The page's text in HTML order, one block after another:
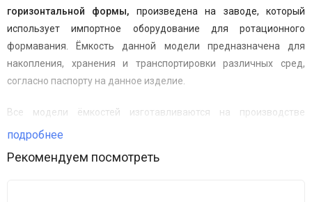
горизонтальной формы, произведена на заводе, который
использует импортное оборудование для ротационного
формавания. Ёмкость данной модели предназначена для
накопления, хранения и транспортировки различных сред,
согласно паспорту на данное изделие.
Все модели ёмкостей изготавливаются на производстве
методом ротоформовки из немецкого гранулированного
Правильное распределения полиэтилена в пресс-форме
подробнее
Рекомендуем посмотреть